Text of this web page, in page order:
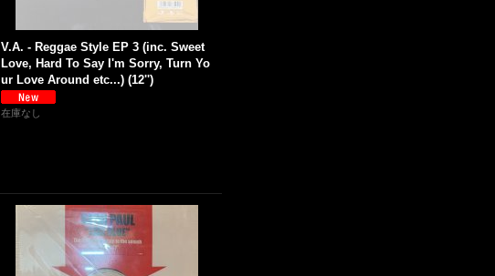
V.A. - Reggae Style EP 3 (inc. Sweet
Love, Hard To Say I'm Sorry, Turn Yo
ur Love Around etc...) (12'')
在庫なし